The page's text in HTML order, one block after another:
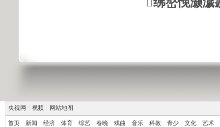
央视网 视频 网站地图
首页 新闻 经济 体育 综艺 春晚 戏曲 音乐 科教 青少 文化
艺术